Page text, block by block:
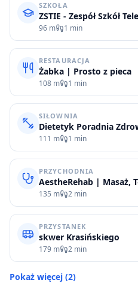
SZKOŁA
96 m 1 min
RESTAURACJA
Żabka | Prosto z pieca
108 m 1 min
SIŁOWNIA
111 m 1 min
PRZYCHODNIA
135 m 2 min
PRZYSTANEK
skwer Krasińskiego
179 m 2 min
Pokaż więcej (2)